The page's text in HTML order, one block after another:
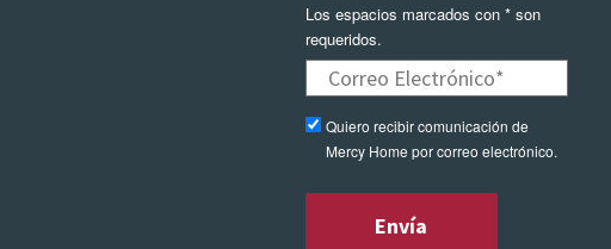
Los espacios marcados con * son
requeridos.
Quiero recibir comunicación de
Mercy Home por correo electrónico.